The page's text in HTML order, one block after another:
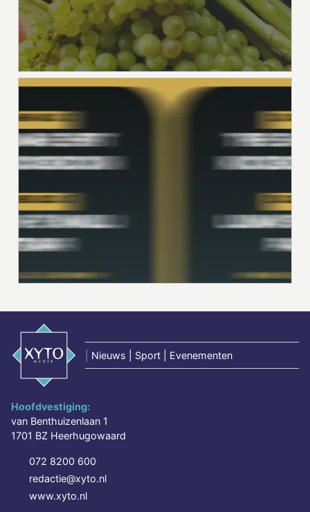
Nieuws | Sport | Evenementen
Hoofdvestiging:
van Benthuizenlaan 1
1701 BZ Heerhugowaard
072 8200 600
redactie@xyto.nl
www.xyto.nl